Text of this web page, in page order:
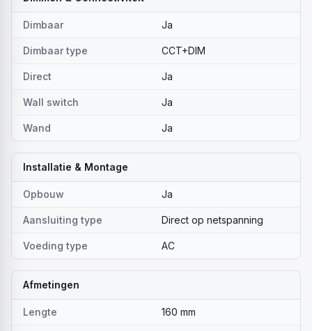
Dimbaar Ja
Dimbaar type CCT+DIM
Direct Ja
Wall switch Ja
Wand Ja
Installatie & Montage
Opbouw Ja
Aansluiting type Direct op netspanning
Voeding type AC
Afmetingen
Lengte 160 mm